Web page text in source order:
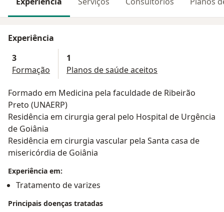
Experiência
3
Formação
1
Planos de saúde aceitos
Formado em Medicina pela faculdade de Ribeirão
Preto (UNAERP)
Residência em cirurgia geral pelo Hospital de Urgência
de Goiânia
Residência em cirurgia vascular pela Santa casa de
misericórdia de Goiânia
Experiência em:
Tratamento de varizes
Principais doenças tratadas